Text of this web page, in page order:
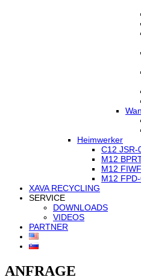
Heimwerker
C12 JSR-
M12
M12
M12
XAVA RECYCLING
SERVICE
DOWNLOADS
VIDEOS
PARTNER
ANFRAGE